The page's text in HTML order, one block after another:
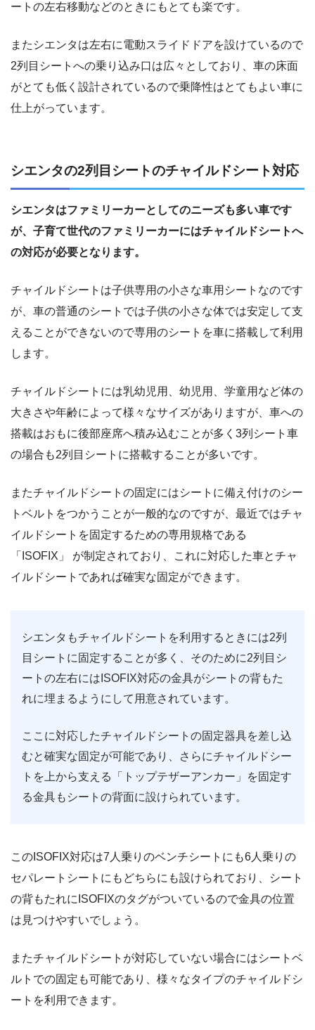
ートの左右移動などのときにもとても楽です。
またシエンタは左右に電動スライドドアを設けているので
2列目シートへの乗り込み口は広々としており、車の床面
がとても低く設計されているので乗降性はとてもよい車に
仕上がっています。
シエンタの2列目シートのチャイルドシート対応
シエンタはファミリーカーとしてのニーズも多い車です
が、子育て世代のファミリーカーにはチャイルドシートへ
の対応が必要となります。
チャイルドシートは子供専用の小さな車用シートなのです
が、車の普通のシートでは子供の小さな体では安定して支
えることができないので専用のシートを車に搭載して利用
します。
チャイルドシートには乳幼児用、幼児用、学童用など体の
大きさや年齢によって様々なサイズがありますが、車への
搭載はおもに後部座席へ積み込むことが多く3列シート車
の場合も2列目シートに搭載することが多いです。
またチャイルドシートの固定にはシートに備え付けのシー
トベルトをつかうことが一般的なのですが、最近ではチャ
イルドシートを固定するための専用規格である
「ISOFIX」 が制定されており、これに対応した車とチャ
イルドシートであれば確実な固定ができます。
シエンタもチャイルドシートを利用するときには2列
目シートに固定することが多く、そのために2列目シ
ートの左右にはISOFIX対応の金具がシートの背もた
れに埋まるようにして用意されています。
ここに対応したチャイルドシートの固定器具を差し込
むと確実な固定が可能であり、さらにチャイルドシー
トを上から支える「トップテザーアンカー」を固定す
る金具もシートの背面に設けられています。
このISOFIX対応は7人乗りのベンチシートにも6人乗りの
セパレートシートにもどちらにも設けられており、シート
の背もたれにISOFIXのタグがついているので金具の位置
は見つけやすいでしょう。
またチャイルドシートが対応していない場合にはシートベ
ルトでの固定も可能であり、様々なタイプのチャイルドシ
ートを利用できます。